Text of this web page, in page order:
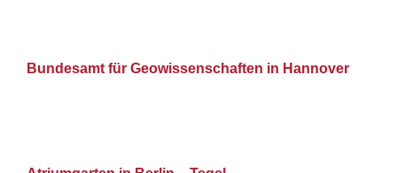
Bundesamt für Geowissenschaften in Hannover